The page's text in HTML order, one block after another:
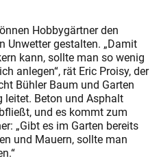
Hobbygärtner den
Unwetter gestalten. „Damit
kann, sollte man so wenig
anlegen“, rät Eric Proisy, der
Bühler Baum und Garten
leitet. Beton und Asphalt
und es kommt zum
„Gibt es im Garten bereits
und Mauern, sollte man